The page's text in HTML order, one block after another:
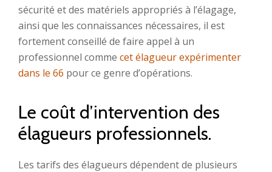
sécurité et des matériels appropriés à l’élagage,
ainsi que les connaissances nécessaires, il est
fortement conseillé de faire appel à un
professionnel comme cet élagueur expérimenter
dans le 66 pour ce genre d’opérations.
Le coût d’intervention des
élagueurs professionnels.
Les tarifs des élagueurs dépendent de plusieurs